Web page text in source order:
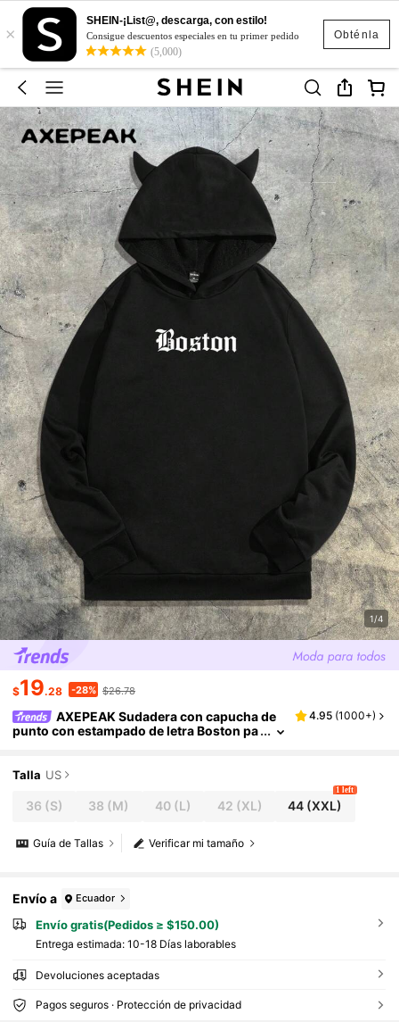
Obténla
×
SHEIN-¡List@, descarga, con estilo!
Consigue descuentos especiales en tu primer pedido
(5,000)
1/4
$19.28 -28% $26.78
AXEPEAK Sudadera con capucha de
punto con estampado de letra Boston pa
arga para salir de estilo rapero, ropa de calle,
4.95 (1000+)
Talla US
36 (S) 38 (M) 40(L) 42 (XL) 44 (XXL)
1 left
Verificar mi tamaño
Guía de Tallas
Envío a Ecuador
Envío gratis(Pedidos ≥ $150.00)
Entrega estimada: 10-18 Días laborables
Devoluciones aceptadas
Pagos seguros · Protección de privacidad